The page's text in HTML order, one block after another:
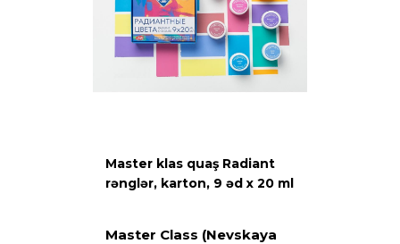
Master klas quaş Radiant
rənglər, karton, 9 əd х 20 ml
Master Class (Nevskaya